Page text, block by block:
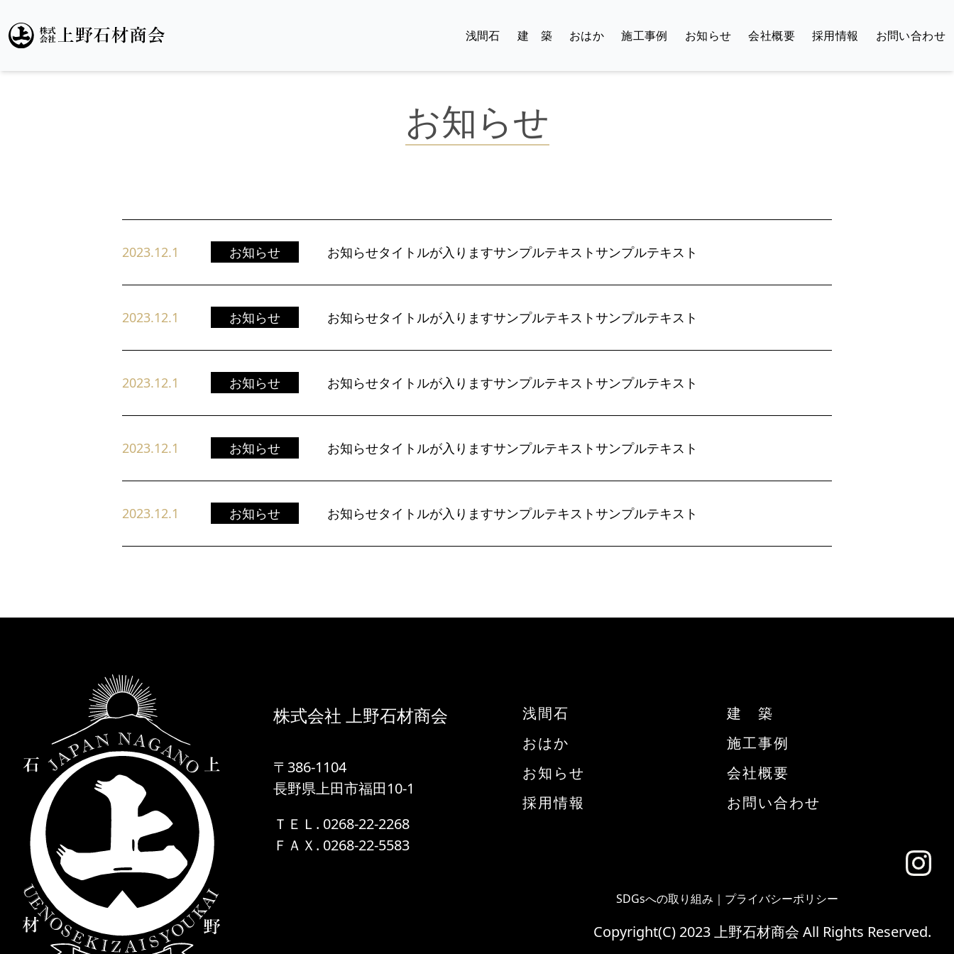
浅間石 建 築 おはか 施工事例 お知らせ 会社概要 採用情報 お問い合わせ
お知らせ
2023.12.1 お知らせ お知らせタイトルが入りますサンプルテキストサンプルテキスト
2023.12.1 お知らせ お知らせタイトルが入りますサンプルテキストサンプルテキスト
2023.12.1 お知らせ お知らせタイトルが入りますサンプルテキストサンプルテキスト
2023.12.1 お知らせ お知らせタイトルが入りますサンプルテキストサンプルテキスト
2023.12.1 お知らせ お知らせタイトルが入りますサンプルテキストサンプルテキスト
株式会社 上野石材商会
〒386-1104
長野県上田市福田10-1
ＴＥＬ. 0268-22-2268
ＦＡＸ. 0268-22-5583
浅間石
建 築
おはか
施工事例
お知らせ
会社概要
採用情報
お問い合わせ
SDGsへの取り組み ｜ プライバシーポリシー
Copyright(C) 2023 上野石材商会 All Rights Reserved.